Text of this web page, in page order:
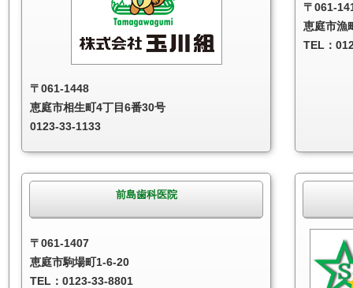
〒061-1448
恵庭市相生町4丁目6番30号
0123-33-1133
〒061-
恵庭市漁
TEL：
前島歯科医院
〒061-1407
恵庭市駒場町1-6-20
TEL：0123-33-8801